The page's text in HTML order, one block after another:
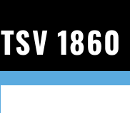
TSV 1860